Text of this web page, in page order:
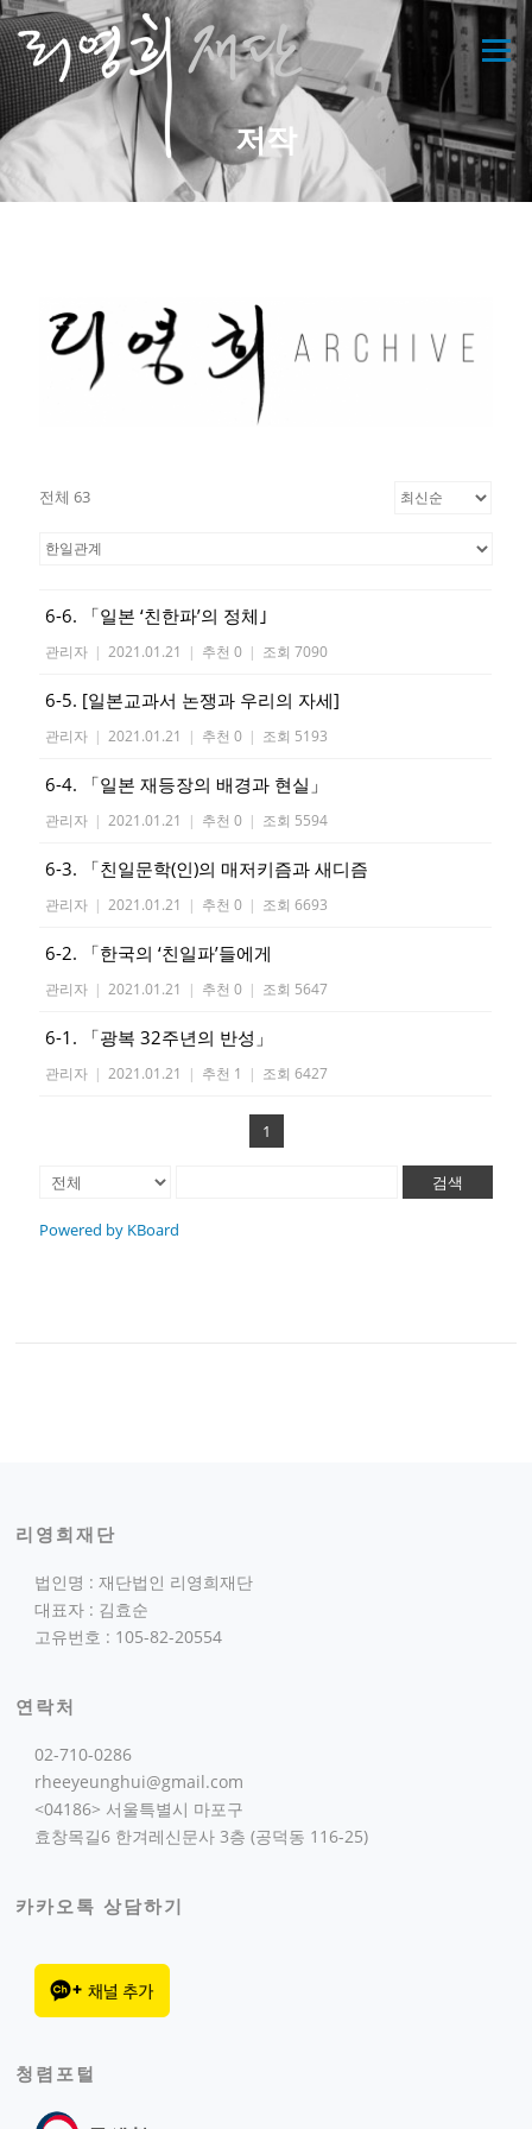
콘
텐
츠
로
바
로
가
기
메뉴
저작
전체 63
6-6. 「일본 ‘친한파’의 정체｣
관리자 | 2021.01.21 | 추천 0 | 조회 7090
6-5. [일본교과서 논쟁과 우리의 자세]
관리자 | 2021.01.21 | 추천 0 | 조회 5193
6-4. 「일본 재등장의 배경과 현실」
관리자 | 2021.01.21 | 추천 0 | 조회 5594
6-3. 「친일문학(인)의 매저키즘과 새디즘
관리자 | 2021.01.21 | 추천 0 | 조회 6693
6-2. 「한국의 ‘친일파’들에게
관리자 | 2021.01.21 | 추천 0 | 조회 5647
6-1. 「광복 32주년의 반성」
관리자 | 2021.01.21 | 추천 1 | 조회 6427
1
검색
Powered by KBoard
리영희재단
법인명 : 재단법인 리영희재단
대표자 : 김효순
고유번호 : 105-82-20554
연락처
02-710-0286
rheeyeunghui@gmail.com
<04186> 서울특별시 마포구
효창목길6 한겨레신문사 3층 (공덕동 116-25)
카카오톡 상담하기
청렴포털